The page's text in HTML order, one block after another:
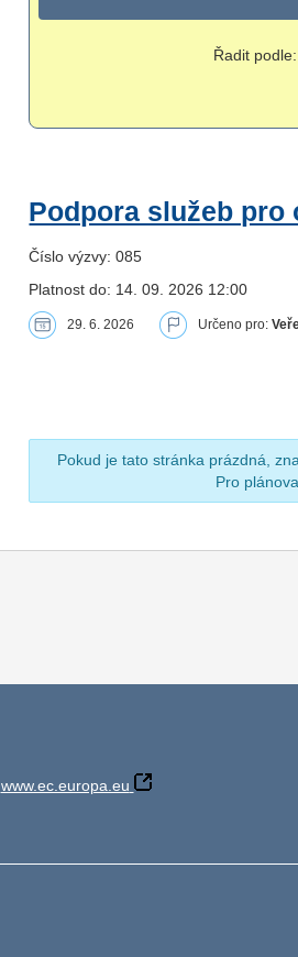
Řadit podle:
Podpora služeb pro
Číslo výzvy: 085
Platnost do: 14. 09. 2026 12:00
29. 6. 2026 Určeno pro:
Pokud je tato stránka prázdná,
Pro
www.ec.europa.eu